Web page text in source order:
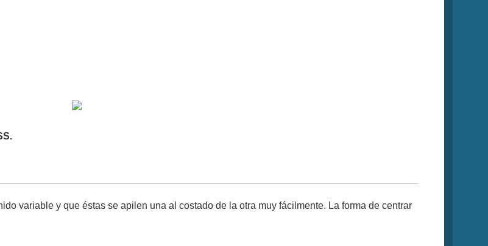
variable y que éstas se apilen una al costado de la otra muy fácilmente. La forma de centrar